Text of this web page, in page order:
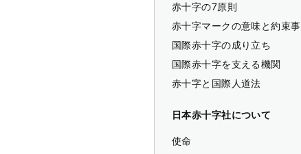
赤十字の7原則
赤十字マークの意味と約束事
国際赤十字の成り立ち
国際赤十字を支える機関
赤十字と国際人道法
日本赤十字社について
使命